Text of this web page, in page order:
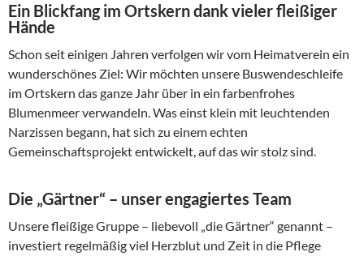
Ein Blickfang im Ortskern dank vieler fleißiger
Hände
Schon seit einigen Jahren verfolgen wir vom Heimatverein ein
wunderschönes Ziel: Wir möchten unsere Buswendeschleife
im Ortskern das ganze Jahr über in ein farbenfrohes
Blumenmeer verwandeln. Was einst klein mit leuchtenden
Narzissen begann, hat sich zu einem echten
Gemeinschaftsprojekt entwickelt, auf das wir stolz sind.
Die „Gärtner“ – unser engagiertes Team
Unsere fleißige Gruppe – liebevoll „die Gärtner“ genannt –
investiert regelmäßig viel Herzblut und Zeit in die Pflege